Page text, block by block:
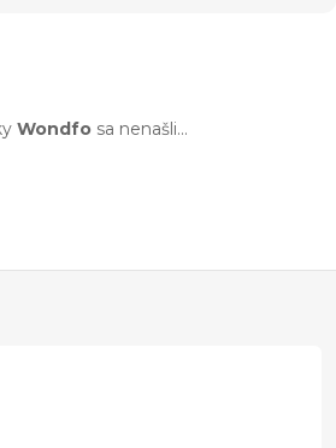
Wondfo sa nenašli...